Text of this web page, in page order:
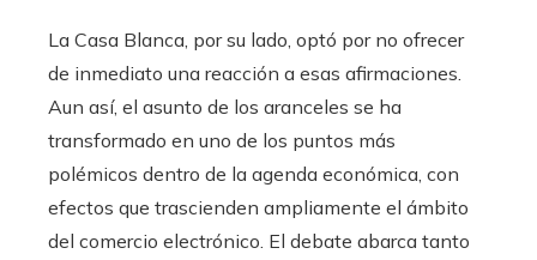
La Casa Blanca, por su lado, optó por no ofrecer
de inmediato una reacción a esas afirmaciones.
Aun así, el asunto de los aranceles se ha
transformado en uno de los puntos más
polémicos dentro de la agenda económica, con
efectos que trascienden ampliamente el ámbito
del comercio electrónico. El debate abarca tanto